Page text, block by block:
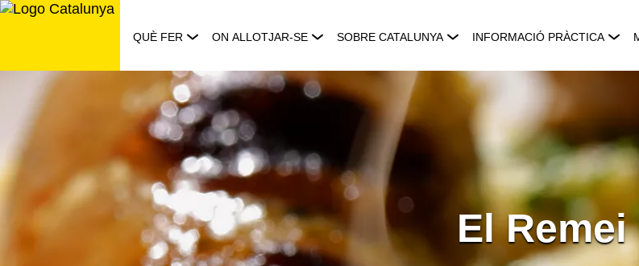
Saltar
QUÈ FER ON ALLOTJAR-SE SOBRE CATALUNYA INFORMACIÓ PRÀCTICA
El Remei